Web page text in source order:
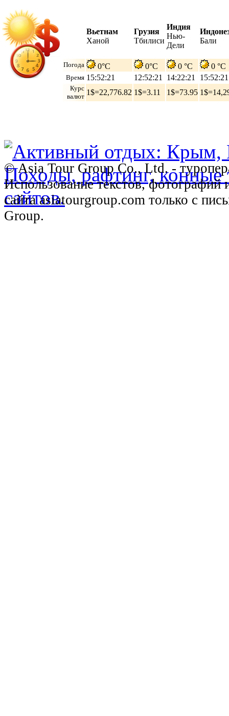
Вьетнам
Ханой
Грузия
Тбилиси
Индия
Нью-
Дели
Бали
Погода 0°C 0°C 0 °C 0 °C
Время 15:52:22 12:52:22 14:22:22 15:52:22
Курс
валют 1$=22,776.82 1$=3.11 1$=73.95
© Asia Tour Group Co., Ltd. -
Использование текстов,
сайта asiatourgroup.com только с
Group.